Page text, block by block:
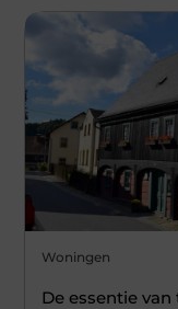
Woningen
De essentie